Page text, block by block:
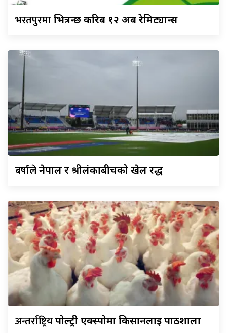
भरतपुरमाभित्रन्छ करिब १२ अर्ब रेमिट्यान्स
बर्षालेनेपाल र श्रीलंकाबीचको खेल रद्ध
अन्तर्राष्ट्रियपोल्ट्री एक्स्पोमा किसानलाई पाठशाला